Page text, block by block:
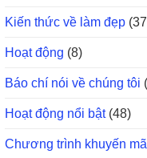
Kiến thức về làm đẹp
Hoạt động (8)
Báo chí nói về chúng tôi
Hoạt động nổi bật(48)
Chương trình khuyến